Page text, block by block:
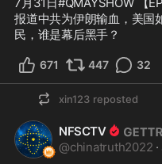
报道中共为伊朗输血，美国
民，谁是幕后黑手？
671 447 32
xin123 reposted
NFSCTV
@chinatruth2022 ·